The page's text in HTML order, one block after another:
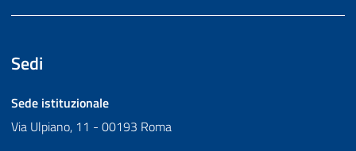
Sedi
Sede istituzionale
Via Ulpiano, 11 - 00193 Roma